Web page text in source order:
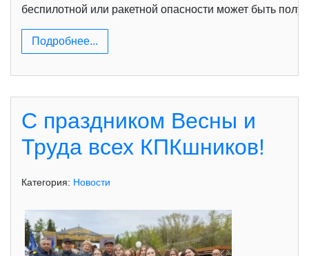
беспилотной или ракетной опасности может быть
Подробнее...
С праздником Весны и
Труда всех КПКшников!
Категория: Новости